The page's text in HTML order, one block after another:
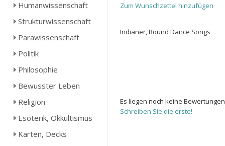
Humanwissenschaft
Strukturwissenschaft
Parawissenschaft
Politik
Philosophie
Bewusster Leben
Religion
Esoterik, Okkultismus
Karten, Decks
Zum Wunschzettel hinzufügen
Indianer, Round Dance Songs
Es liegen noch keine
Schreiben Sie die erste!